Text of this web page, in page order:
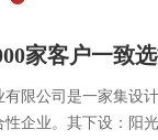
家客户一致
有限公司是一家集设
性企业。其下设：阳